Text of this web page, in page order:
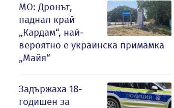
МО: Дронът,
паднал край
„Кардам“, най-
вероятно е украинска примамка
„Майя“
Задържаха 18-
годишен за